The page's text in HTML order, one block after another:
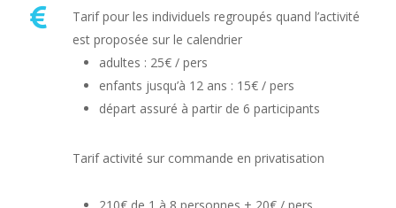
Tarif pour les individuels regroupés quand l’activité
est proposée sur le calendrier
adultes : 25€ / pers
enfants jusqu’à 12 ans : 15€ / pers
départ assuré à partir de 6 participants
Tarif activité sur commande en privatisation
210€ de 1 à 8 personnes + 20€ / pers